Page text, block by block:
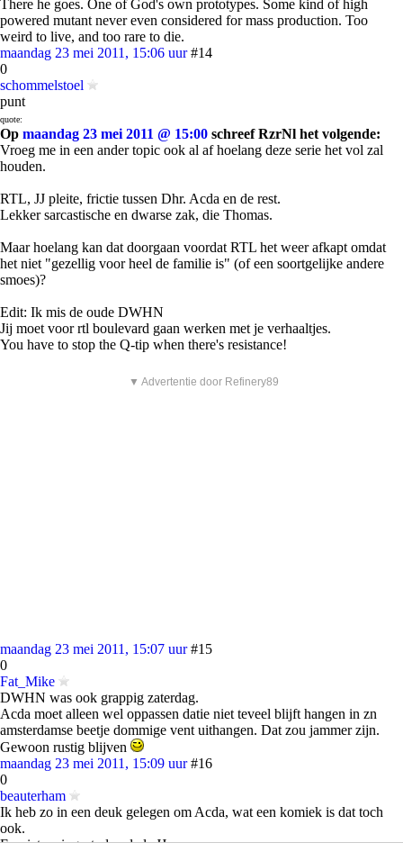
There he goes. One of God's own prototypes. Some kind of high
powered mutant never even considered for mass production. Too
weird to live, and too rare to die.
maandag 23 mei 2011, 15:06 uur #14
0
schommelstoel
punt
quote:
Op maandag 23 mei 2011 @ 15:00 schreef RzrNl het volgende:
Vroeg me in een ander topic ook al af hoelang deze serie het vol zal
houden.
RTL, JJ pleite, frictie tussen Dhr. Acda en de rest.
Lekker sarcastische en dwarse zak, die Thomas.
Maar hoelang kan dat doorgaan voordat RTL het weer afkapt omdat
het niet "gezellig voor heel de familie is" (of een soortgelijke andere
smoes)?
Edit: Ik mis de oude DWHN
Jij moet voor rtl boulevard gaan werken met je verhaaltjes.
You have to stop the Q-tip when there's resistance!
▼ Advertentie door Refinery89
maandag 23 mei 2011, 15:07 uur #15
0
Fat_Mike
DWHN was ook grappig zaterdag.
Acda moet alleen wel oppassen datie niet teveel blijft hangen in zn
amsterdamse beetje dommige vent uithangen. Dat zou jammer zijn.
Gewoon rustig blijven
maandag 23 mei 2011, 15:09 uur #16
0
beauterham
Ik heb zo in een deuk gelegen om Acda, wat een komiek is dat toch
ook.
En niet zo ingestudeerd als JJ.